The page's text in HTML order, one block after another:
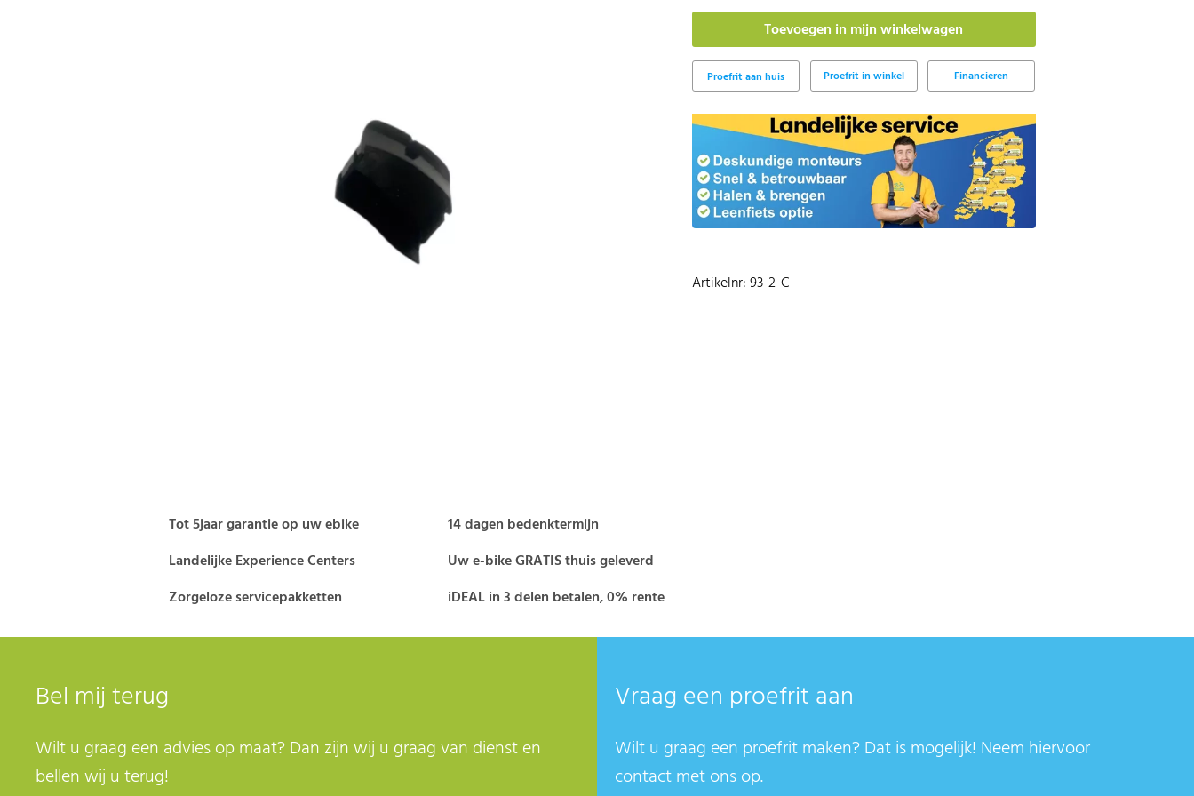
Tot 5jaar garantie op uw ebike
Landelijke Experience Centers
Zorgeloze servicepakketten
14 dagen bedenktermijn
Uw e-bike GRATIS thuis geleverd
iDEAL in 3 delen betalen, 0% rente
Proefrit in winkel Financieren
Artikelnr: 93-2-C
Bel mij terug
Wilt u graag een advies op maat? Dan zijn wij u graag van dienst en
bellen wij u terug!
Vraag een proefrit aan
Wilt u graag een proefrit maken? Dat is mogelijk! Neem hiervoor
contact met ons op.